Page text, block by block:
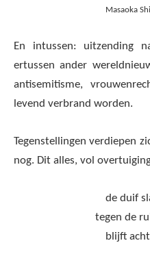
Masaoka
En intussen: uitzending
ertussen ander
antisemitisme,
levend verbrand worden.
Tegenstellingen verdiepen
nog. Dit alles, vol
de duif
tegen de
blijft